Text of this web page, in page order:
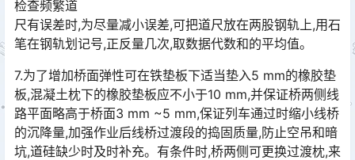
检查频繁道󠅅󠅃󠄵󠅂󠄪󠇖󠆨󠆨󠇕󠆞󠆒󠅬󠇘󠆭󠆘󠇙󠆝󠅵󠇗󠆭󠆁󠄐󠇗󠅹󠅸󠇖󠆍󠅳󠇖󠅹󠅰󠇖󠆌󠅹
尺有误差时,为尽量减小误差,可把道尺放在两股钢轨上,用石
笔在钢轨划记号,正反量几次,取数据代数和的平均值。
7.为了增加桥面弹性可在铁垫板下适当垫入5 mm的橡胶垫
板,混凝土枕下的橡胶垫板应不小于10 mm,并保证桥两侧线
路平面略高于桥面3 mm ~5 mm,保证列车通过时缩小线桥
的沉降量,加强作业后线桥过渡段的捣固质量,防止空吊和暗
坑,道硅缺少时及时补充。有条件时,桥两侧可更换过渡枕,来